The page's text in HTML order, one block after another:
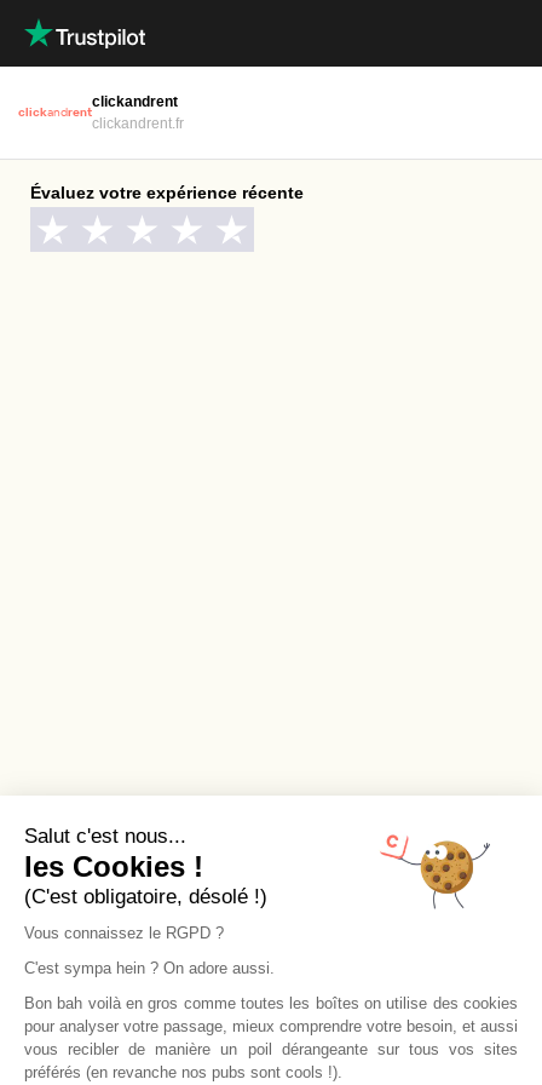
clickandrent
clickandrent
clickandrent.fr
Évaluez votre expérience récente
Salut c'est nous...
les Cookies !
(C'est obligatoire, désolé !)
Vous connaissez le RGPD ?
C'est sympa hein ? On adore aussi.
Bon bah voilà en gros comme toutes les boîtes on utilise des cookies
pour analyser votre passage, mieux comprendre votre besoin, et aussi
vous recibler de manière un poil dérangeante sur tous vos sites
préférés (en revanche nos pubs sont cools !).